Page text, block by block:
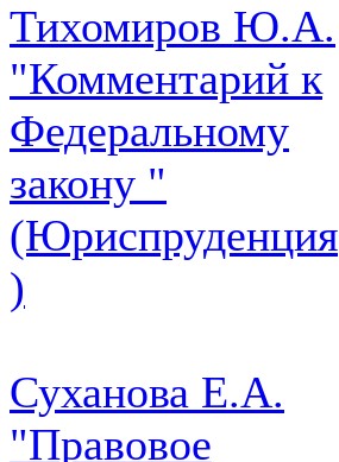
Тихомиров Ю.А.
"Комментарий к
Федеральному
закону "
(Юриспруденция
)
Суханова Е.А.
"Правовое